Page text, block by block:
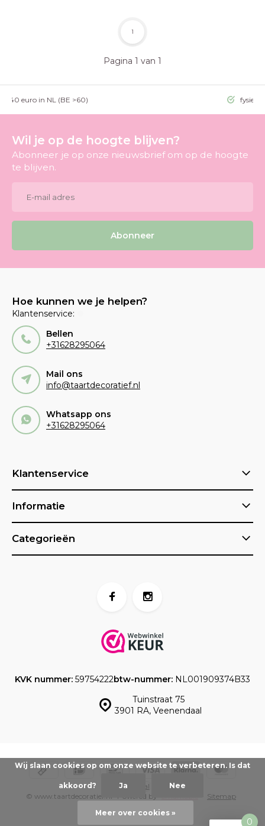
Pagina 1 van 1
1
>40 euro in NL (BE >60) fysieke
Wil je op de hoogte blijven?
Abonneer je op onze nieuwsbrief om op de hoogte
te blijven.
Abonneer
Hoe kunnen we je helpen?
Klantenservice:
Bellen
+31628295064
Mail ons
info@taartdecoratief.nl
Whatsapp ons
+31628295064
Klantenservice
Informatie
Categorieën
Tuinstraat 75
3901 RA, Veenendaal
KVK nummer: 59754222btw-nummer: NL001909374B33
© www.taartdecoratief.nl - Powered by Sitemap
Wij slaan cookies op om onze website te verbeteren. Is dat
akkoord? Ja Nee
Meer over cookies »
0